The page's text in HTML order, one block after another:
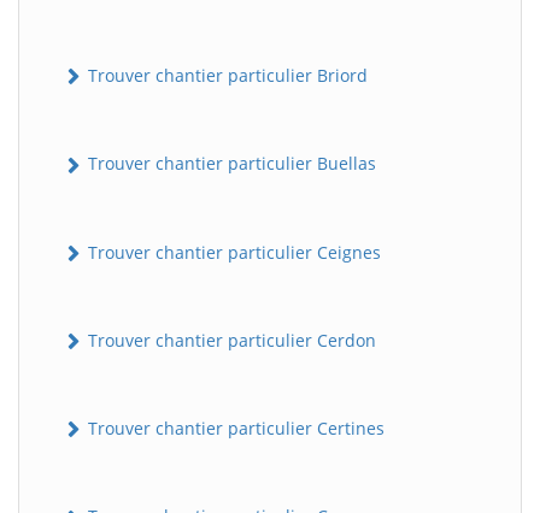
Trouver chantier particulier Briord
Trouver chantier particulier Buellas
Trouver chantier particulier Ceignes
Trouver chantier particulier Cerdon
Trouver chantier particulier Certines